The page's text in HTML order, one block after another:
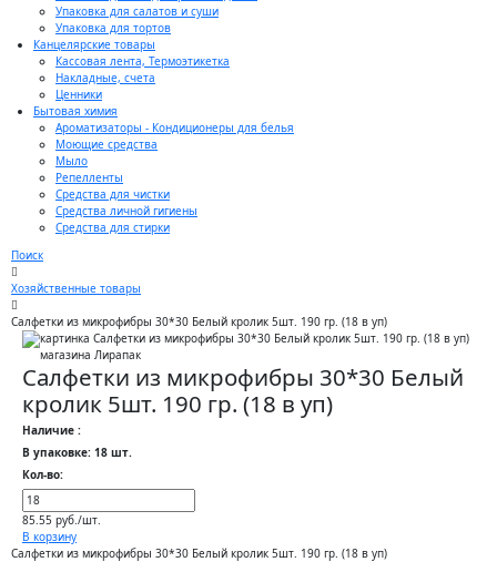
Упаковка для салатов и суши
Упаковка для тортов
Канцелярские товары
Кассовая лента, Термоэтикетка
Накладные, счета
Ценники
Бытовая химия
Ароматизаторы - Кондиционеры для белья
Моющие средства
Мыло
Репелленты
Средства для чистки
Средства личной гигиены
Средства для стирки
Поиск
Хозяйственные товары
Салфетки из микрофибры 30*30 Белый кролик 5шт. 190 гр. (18 в уп)
Салфетки из микрофибры 30*30 Белый
кролик 5шт. 190 гр. (18 в уп)
Наличие :
В упаковке: 18 шт.
Кол-во:
85.55 руб./шт.
В корзину
Салфетки из микрофибры 30*30 Белый кролик 5шт. 190 гр. (18 в уп)